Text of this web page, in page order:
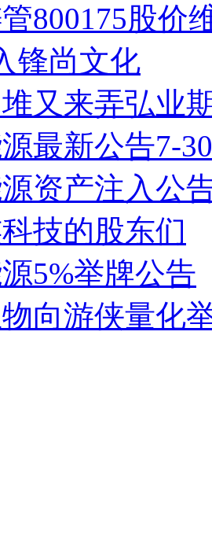
800175股价
锋尚文化
又来弄弘业
最新公告7-30
资产注入公
技的股东们
5%举牌公告
向游侠量化